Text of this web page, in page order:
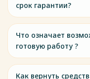
срок гарантии?
Что означает
готовую работу ?
Как вернуть